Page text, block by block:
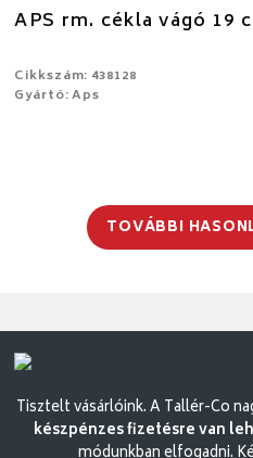
APS rm. cékla vágó 19
Cikkszám: 438128
Gyártó: Aps
TOVÁBBI
Tisztelt vásárlóink. A Tallér-Co
készpénzes fizetésre van